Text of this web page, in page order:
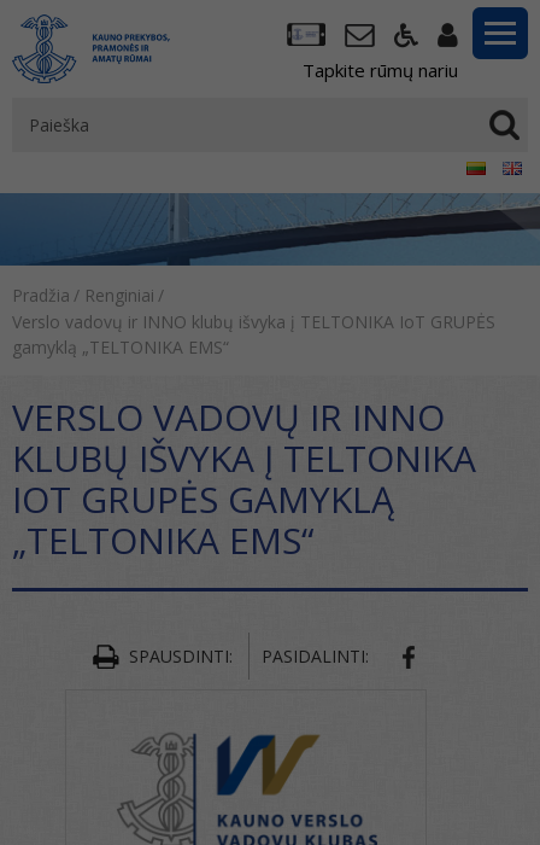
Tapkite rūmų nariu
Pradžia / Renginiai /
Verslo vadovų ir INNO klubų išvyka į TELTONIKA IoT GRUPĖS
gamyklą „TELTONIKA EMS“
VERSLO VADOVŲ IR INNO
KLUBŲ IŠVYKA Į TELTONIKA
IOT GRUPĖS GAMYKLĄ
„TELTONIKA EMS“
SPAUSDINTI: PASIDALINTI: